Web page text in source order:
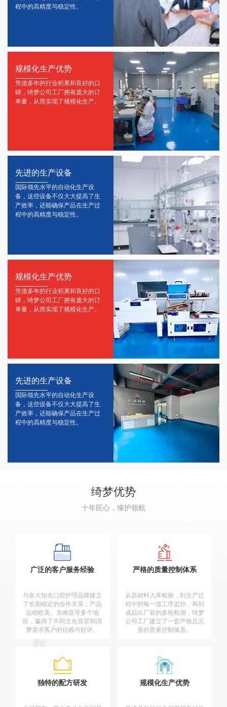
程中的高精度与稳定性。
规模化生产优势
凭借多年的行业积累和良好的口
碑，绮梦公司工厂拥有庞大的订
单量，从而实现了规模化生产。
先进的生产设备
国际领先水平的自动化生产设
备，这些设备不仅大大提高了生
产效率，还能确保产品在生产过
程中的高精度与稳定性。
规模化生产优势
凭借多年的行业积累和良好的口
碑，绮梦公司工厂拥有庞大的订
单量，从而实现了规模化生产。
先进的生产设备
国际领先水平的自动化生产设
备，这些设备不仅大大提高了生
产效率，还能确保产品在生产过
程中的高精度与稳定性。
绮梦优势
十年匠心，臻护领航
广泛的客户服务经验
与各大知名口腔护理品牌建立
了长期稳定的合作关系；产品
远销欧美、东南亚等多个地
区，赢得了不同文化背景和消
费需求客户的信赖与好评。
严格的质量控制体系
从原材料入库检验，到生产过
程中的每一道工序监控，再到
成品出厂前的多轮检测，绮梦
公司工厂建立了一套严格且完
善的质量控制体系。
独特的配方研发 规模化生产优势